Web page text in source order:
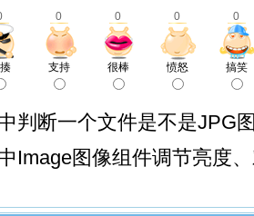
0 0 0 0
支持 很棒 愤怒 搞笑
判断一个文件是不是JPG
Image图像组件调节亮度